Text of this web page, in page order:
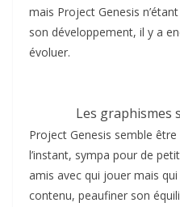
mais Project Genesis
son développement, il y a
évoluer.
Les graphismes
Project Genesis semble
l’instant, sympa pour de
amis avec qui jouer mais
contenu, peaufiner son